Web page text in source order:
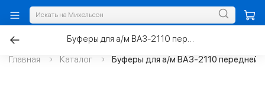
Главная Каталог Буферы для а/м ВАЗ-2110 передней